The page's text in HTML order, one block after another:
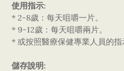
使用指示:
* 2-8歲：每天咀嚼一片。
* 9-12歲：每天咀嚼兩片。
* 或按照醫療保健專業人員的指
儲存說明: